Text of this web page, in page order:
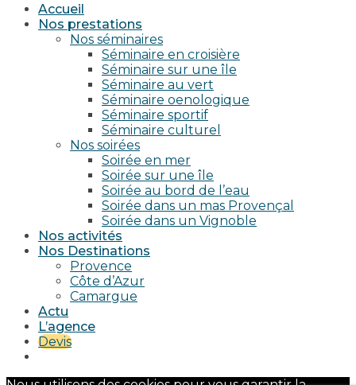
Accueil
Nos prestations
Nos séminaires
Séminaire en croisière
Séminaire sur une île
Séminaire au vert
Séminaire oenologique
Séminaire sportif
Séminaire culturel
Nos soirées
Soirée en mer
Soirée sur une île
Soirée au bord de l’eau
Soirée dans un mas Provençal
Soirée dans un Vignoble
Nos activités
Nos Destinations
Provence
Côte d’Azur
Camargue
Actu
L’agence
Devis